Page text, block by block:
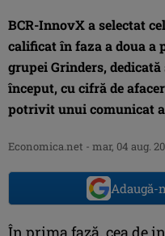
BCR-InnovX a selectat
calificat în faza a doua a
grupei Grinders,
început, cu cifră de
potrivit unui comunicat
Economica.net - mar, 04 aug.
Adaugă-
În prima fază, cea de